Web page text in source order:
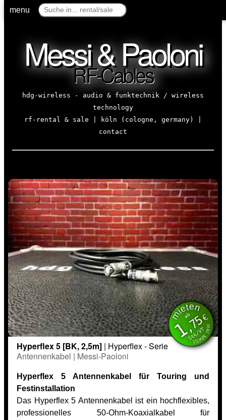
menu
Messi & Paoloni
RF-Cables
hdg-wireless - audio & funktechnik / wireless
technology
rf-rental & sale | köln (cologne, germany) |
contact
mieten
inkl. MwSt.
ab
1,75€
Stk/VT
Hyperflex 5 [BK, 2,5m] | Hyperflex - Serie
Antennenkabel | Messi-Paoloni
Hyperflex 5 Antennenkabel für Touring und
Festinstallation
Das Hyperflex 5 Antennenkabel ist ein hochflexibles,
professionelles 50-Ohm-Koaxialkabel für